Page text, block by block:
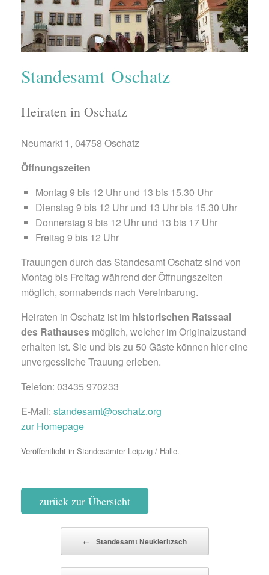
Standesamt Oschatz
Heiraten in Oschatz
Neumarkt 1, 04758 Oschatz
Öffnungszeiten
Montag 9 bis 12 Uhr und 13 bis 15.30 Uhr
Dienstag 9 bis 12 Uhr und 13 Uhr bis 15.30 Uhr
Donnerstag 9 bis 12 Uhr und 13 bis 17 Uhr
Freitag 9 bis 12 Uhr
Trauungen durch das Standesamt Oschatz sind von
Montag bis Freitag während der Öffnungszeiten
möglich, sonnabends nach Vereinbarung.
Heiraten in Oschatz ist im historischen Ratssaal
des Rathauses möglich, welcher im Originalzustand
erhalten ist. Sie und bis zu 50 Gäste können hier eine
unvergessliche Trauung erleben.
Telefon: 03435 970233
E-Mail: standesamt@oschatz.org
zur Homepage
Veröffentlicht in Standesämter Leipzig / Halle.
zurück zur Übersicht
← Standesamt Neukieritzsch